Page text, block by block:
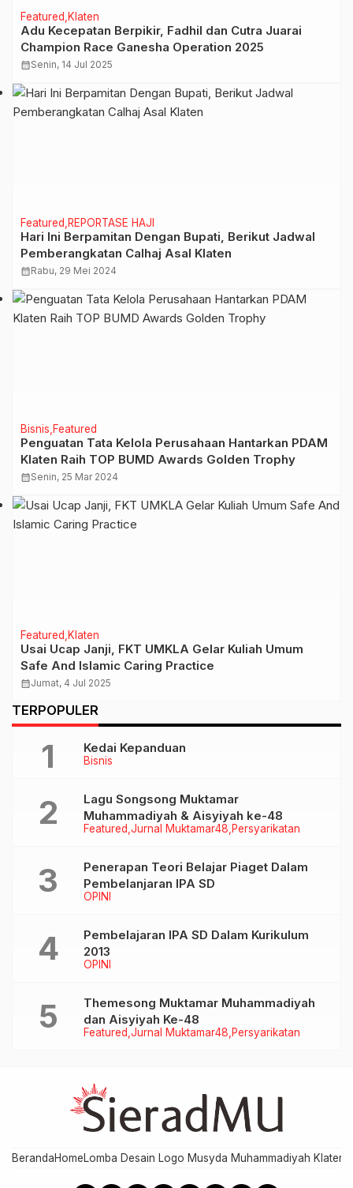
Featured Klaten
Adu Kecepatan Berpikir, Fadhil dan Cutra Juarai
Champion Race Ganesha Operation 2025
calendar_monthSenin, 14 Jul 2025
Featured REPORTASE HAJI
Hari Ini Berpamitan Dengan Bupati, Berikut Jadwal
Pemberangkatan Calhaj Asal Klaten
calendar_monthRabu, 29 Mei 2024
Bisnis Featured
Penguatan Tata Kelola Perusahaan Hantarkan PDAM
Klaten Raih TOP BUMD Awards Golden Trophy
calendar_monthSenin, 25 Mar 2024
Featured Klaten
Usai Ucap Janji, FKT UMKLA Gelar Kuliah Umum
Safe And Islamic Caring Practice
calendar_monthJumat, 4 Jul 2025
TERPOPULER
Bisnis
Kedai Kepanduan
Featured Jurnal Muktamar48 Persyarikatan
Lagu Songsong Muktamar
Muhammadiyah & Aisyiyah ke-48
OPINI
Penerapan Teori Belajar Piaget Dalam
Pembelanjaran IPA SD
OPINI
Pembelajaran IPA SD Dalam Kurikulum
2013
Featured Jurnal Muktamar48 Persyarikatan
Themesong Muktamar Muhammadiyah
dan Aisyiyah Ke-48
BerandaHomeLomba Desain Logo Musyda Muhammadiyah Klaten